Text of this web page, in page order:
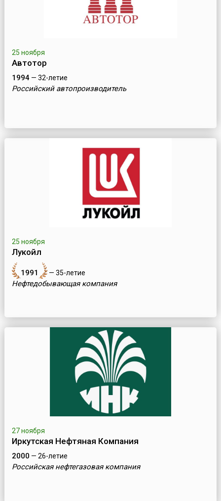
25 ноября
Автотор
1994— 32-летие
Российский автопроизводитель
25 ноября
Лукойл
1991 — 35-летие
Нефтедобывающая компания
27 ноября
Иркутская Нефтяная Компания
2000 — 26-летие
Российская нефтегазовая компания